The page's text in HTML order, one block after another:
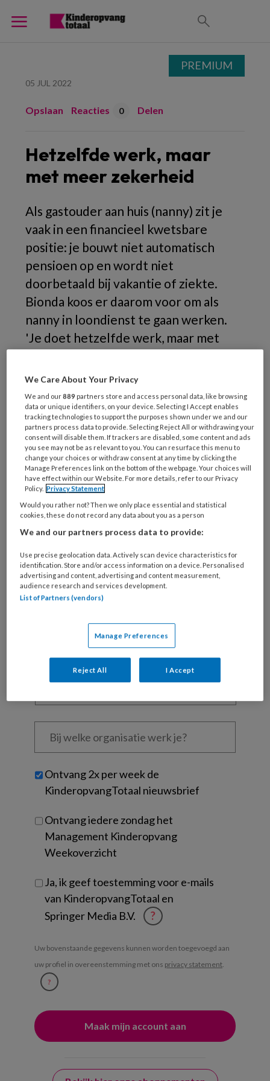
05 JUL 2022
Opslaan Reacties 0 Delen
Hetzelfde werk, maar
met meer zekerheid
Als gastouder aan huis (nanny) zit je
vaak in een financieel kwetsbare
positie: je bouwt niet automatisch
pensioen op en wordt niet
doorbetaald bij vakantie of ziekte.
Bionda koos er daarom voor om als
nanny in loondienst te gaan werken.
'Je doet hetzelfde werk, maar met
Bionda
REGISTREREN
Wil je dit artikel lezen?
Maak gratis een account aan en lees 2
artikelen gratis per maand
Al een account of abonnement?
Wat
is
je
wachtwoord* *
functie *
Bij
welke
je?
Untitled
Ontvang 2x per week de
KinderopvangTotaal nieuwsbrief
Ontvang iedere zondag het
Management Kinderopvang
Weekoverzicht
Ja, ik geef toestemming voor e-mails
van KinderopvangTotaal en
Springer Media B.V.
?
Uw bovenstaande gegevens kunnen worden toegevoegd aan
uw profiel in overeenstemming met ons privacy statement.
?
PREMIUM
We Care About Your Privacy
We and our889 partners store and access personal data, like browsing
data or unique identifiers, on your device. Selecting I Accept enables
tracking technologies to support the purposes shown under we and our
partners process data to provide. Selecting Reject All or withdrawing your
consent will disable them. If trackers are disabled, some content and ads
you see may not be as relevant to you. You can resurface this menu to
change your choices or withdraw consent at any time by clicking the
Manage Preferences link on the bottom of the webpage. Your choices will
have effect within our Website. For more details, refer to our Privacy
Policy. Privacy Statement
Would you rather not? Then we only place essential and statistical
cookies, these do not record any data about you as a person
We and our partners process data to provide:
Use precise geolocation data. Actively scan device characteristics for
identification. Store and/or access information on a device. Personalised
advertising and content, advertising and content measurement,
audience research and services development.
List of Partners (vendors)
Manage Preferences
Reject All I Accept